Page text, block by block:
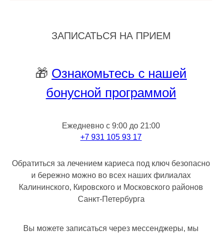
ЗАПИСАТЬСЯ НА ПРИЕМ
🎁 Ознакомьтесь с нашей
бонусной программой
Ежедневно с 9:00 до 21:00
+7 931 105 93 17
Обратиться за лечением кариеса под ключ безопасно
и бережно можно во всех наших филиалах
Калининского, Кировского и Московского районов
Санкт-Петербурга
Вы можете записаться через мессенджеры, мы